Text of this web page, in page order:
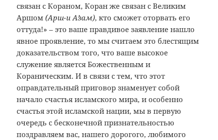
связан с Кораном, Коран же связан с Великим
Аршом(Арш-и Аʼзам), кто сможет оторвать его
оттуда!» – это ваше правдивое заявление нашло
явное проявление, то мы считаем это блестящим
доказательством того, что ваше высокое
служение является Божественным и
Кораническим. И в связи с тем, что этот
оправдательный приговор знаменует собой
начало счастья исламского мира, и особенно
счастья этой исламской нации, мы в первую
очередь с бесконечной признательностью
поздравляем вас, нашего дорогого, любимого